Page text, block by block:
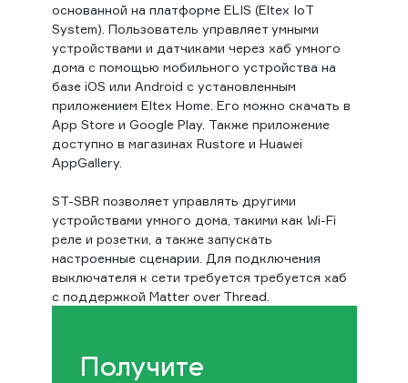
основанной на платформе ELIS (Eltex IoT
System). Пользователь управляет умными
устройствами и датчиками через хаб умного
дома с помощью мобильного устройства на
базе iOS или Android с установленным
приложением Eltex Home. Его можно скачать в
App Store и Google Play. Также приложение
доступно в магазинах Rustore и Huawei
AppGallery.
ST-SBR позволяет управлять другими
устройствами умного дома, такими как Wi-Fi
реле и розетки, а также запускать
настроенные сценарии. Для подключения
выключателя к сети требуется требуется хаб
с поддержкой Matter over Thread.
Получите